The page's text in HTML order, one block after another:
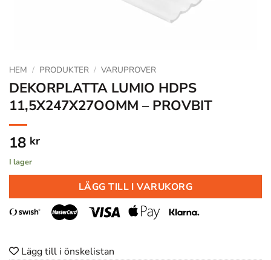
HEM / PRODUKTER / VARUPROVER
DEKORPLATTA LUMIO HDPS
11,5X247X27OOMM – PROVBIT
18 kr
I lager
LÄGG TILL I VARUKORG
Lägg till i önskelistan